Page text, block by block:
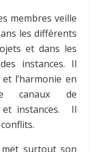
membres veille
les différents
et dans les
instances. Il
l’harmonie en
canaux de
et instances. Il
met surtout son